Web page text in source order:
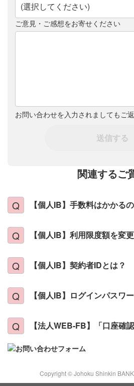
(選択してください)
ご意見・ご感想をお寄せください
お問い合わせを入力されましてもご
送信する
関連するご
【個人IB】手数料はかかる
【個人IB】利用限度額を変
【個人IB】契約者IDとは？
【個人IB】ログインパスワ
【法人WEB-FB】「口座確
Copyright © Johoku Shinkin